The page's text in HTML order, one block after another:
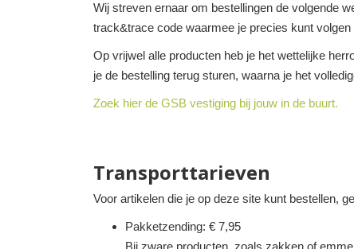
Wij streven ernaar om bestellingen de volgende
track&trace code waarmee je precies kunt
Op vrijwel alle producten heb je het wettelijke
je de bestelling terug sturen, waarna je het
Zoek hier de GSB vestiging bij jouw in de buurt.
Transporttarieven
Voor artikelen die je op deze site kunt bestellen,
Pakketzending: € 7,95
Bij zware producten, zoals zakken of